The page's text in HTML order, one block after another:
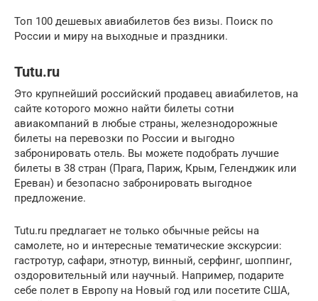
Топ 100 дешевых авиабилетов без визы. Поиск по
России и миру на выходные и праздники.
Tutu.ru
Это крупнейший российский продавец авиабилетов, на
сайте которого можно найти билеты сотни
авиакомпаний в любые страны, железнодорожные
билеты на перевозки по России и выгодно
забронировать отель. Вы можете подобрать лучшие
билеты в 38 стран (Прага, Париж, Крым, Геленджик или
Ереван) и безопасно забронировать выгодное
предложение.
Tutu.ru предлагает не только обычные рейсы на
самолете, но и интересные тематические экскурсии:
гастротур, сафари, этнотур, винный, серфинг, шоппинг,
оздоровительный или научный. Например, подарите
себе полет в Европу на Новый год или посетите США,